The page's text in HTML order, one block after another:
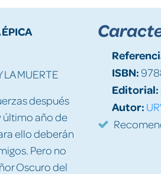
LA MUERTE
después
último año de
ello deberán
Pero no
Oscuro del
ISBN:
Editorial:
Autor: